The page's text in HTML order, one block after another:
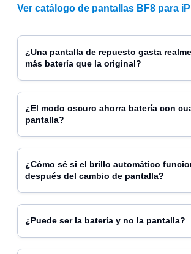
Ver catálogo de pantallas BF8 para
¿Una pantalla de repuesto gasta
más batería que la original?
¿El modo oscuro ahorra batería con
pantalla?
¿Cómo sé si el brillo automático
después del cambio de pantalla?
¿Puede ser la batería y no la pantalla?